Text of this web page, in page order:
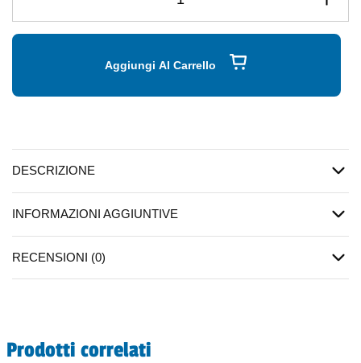
Aggiungi Al Carrello
DESCRIZIONE
INFORMAZIONI AGGIUNTIVE
RECENSIONI (0)